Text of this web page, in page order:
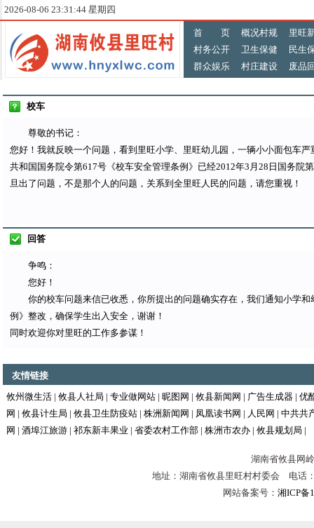
2026-08-06 23:31:44 星期四
首 页 概况村规
里旺
村务公开
卫生保健
民生
群众娱乐
村庄建设 废品
校车
尊敬的书记：
您好！我就反映一个问题，看到里旺小学、里旺幼儿园，一辆小小面包车
共和国国务院令第617号《校车安全管理条例》已经2012年3月28日国务院
旦出了问题，不是那个人的问题，关系到全里旺人民的问题，请您重视！
回答
争鸣：
您好！
你的校车问题来信已收悉，你所提出的问题确实存在，我们通知小学和
例》整改，确保学生出入安全，谢谢！
同时欢迎你对里旺的工作多参谋！
友情链接
攸州微生活 | 攸县人社局 | 专业做网站 | 昵图网 | 攸县新闻网 | 广告生成器 | 优
网 | 攸县计生局 | 攸县卫生防疫站 | 株洲新闻网 | 凤凰读书网 | 人民网 | 中共共
网 | 酒埠江旅游 | 祁东新丰果业 | 省委农村工作部 | 株洲市农办 | 攸县规划局 |
湖南省攸县网
地址：湖南省攸县里旺村村委会 电
网站备案号： 湘ICP备